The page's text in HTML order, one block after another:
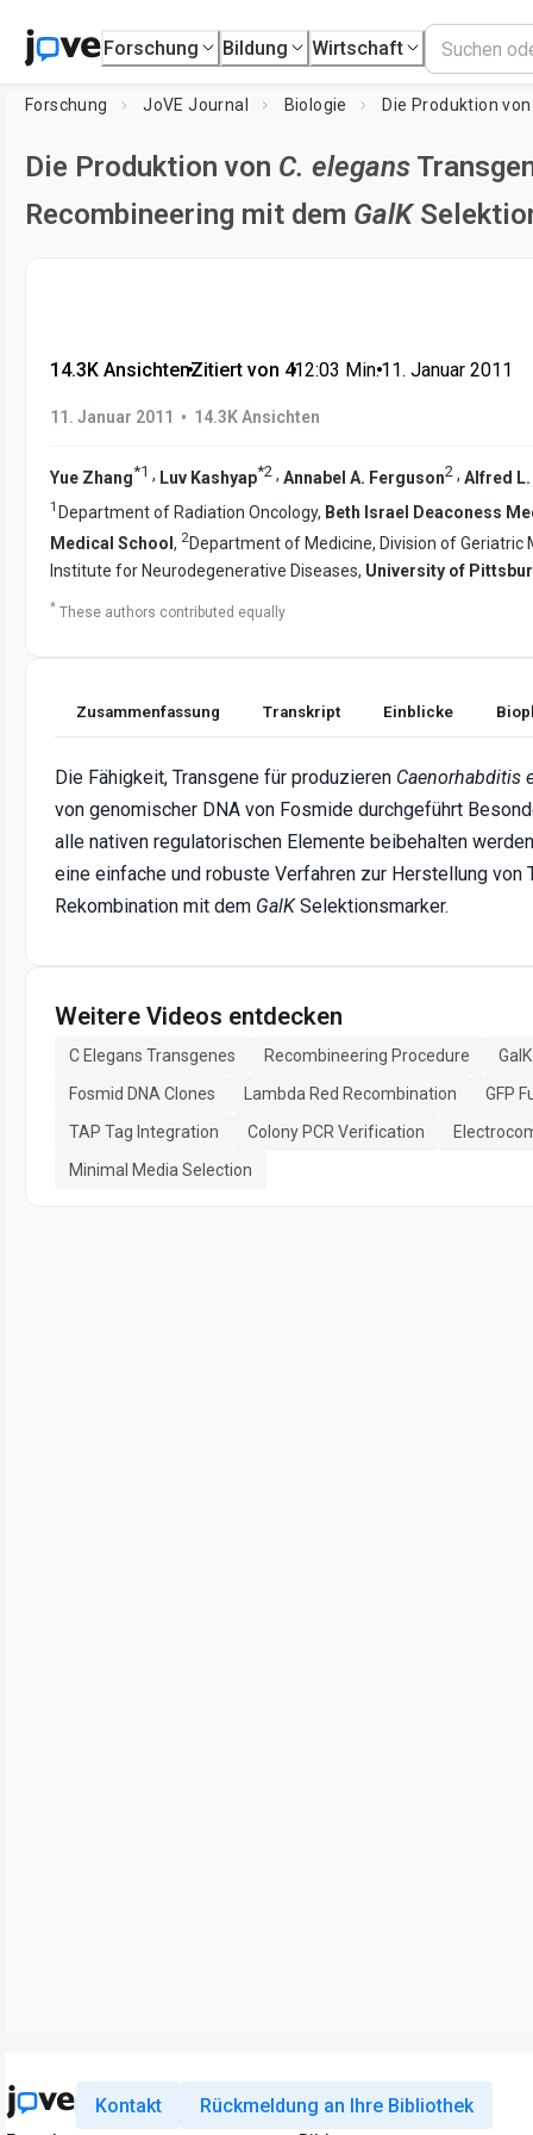
Forschung Bildung Wirtschaft
Forschung JoVE Journal Biologie Die Produktion von
Die Produktion von C. elegans
Recombineering mit dem GalK
14.3K Ansichten•Zitiert von 4•12:03 Min.•11. Januar 2011
11. Januar 2011 • 14.3K Ansichten
Yue Zhang*1 , Luv Kashyap*2 , Annabel A. Ferguson2 , Alfred
1 Department of Radiation Oncology, Beth Israel Deaconess
Medical School , 2Department of Medicine, Division of Geriatric
Institute for Neurodegenerative Diseases, University of
* These authors contributed equally
Zusammenfassung Transkript Einblicke
Die Fähigkeit, Transgene für produzieren Caenorhabditis
von genomischer DNA von Fosmide durchgeführt
alle nativen regulatorischen Elemente beibehalten
eine einfache und robuste Verfahren zur Herstellung von
Rekombination mit dem GalKSelektionsmarker.
Weitere Videos entdecken
C Elegans Transgenes Recombineering Procedure
Fosmid DNA Clones
Lambda Red Recombination
GFP
TAP Tag Integration
Colony PCR Verification
Minimal Media Selection
Kontakt Rückmeldung an Ihre Bibliothek